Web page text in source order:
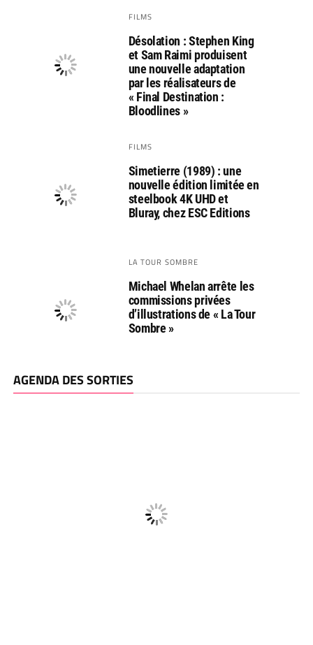
FILMS
Désolation : Stephen King
et Sam Raimi produisent
une nouvelle adaptation
par les réalisateurs de
« Final Destination :
Bloodlines »
FILMS
Simetierre (1989) : une
nouvelle édition limitée en
steelbook 4K UHD et
Bluray, chez ESC Editions
LA TOUR SOMBRE
Michael Whelan arrête les
commissions privées
d’illustrations de « La Tour
Sombre »
AGENDA DES SORTIES